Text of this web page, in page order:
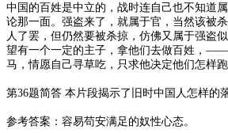
中国的百姓是中立的，战时连自己也不知道
论那一面。强盗来了，就属于官，当然该被
人了罢，但仍然要被杀掠，仿佛又属于强盗
望有一个一定的主子，拿他们去做百姓，
马，情愿自己寻草吃，只求他决定他们怎样跑
第36题简答 本片段揭示了旧时中国人怎样的
参考答案：容易苟安满足的奴性心态。